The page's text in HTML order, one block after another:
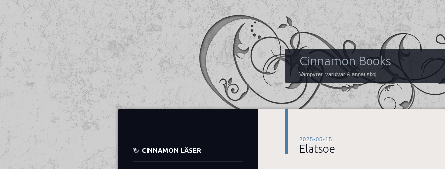
Cinnamon Books
Vampyrer, varulvar & annat skoj
2025-05-15
Elatsoe
CINNAMON LÄSER